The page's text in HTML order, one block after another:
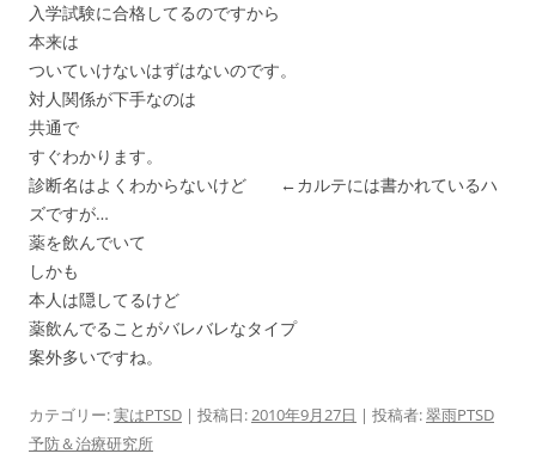
入学試験に合格してるのですから
本来は
ついていけないはずはないのです。
対人関係が下手なのは
共通で
すぐわかります。
診断名はよくわからないけど ←カルテには書かれているハ
ズですが…
薬を飲んでいて
しかも
本人は隠してるけど
薬飲んでることがバレバレなタイプ
案外多いですね。
カテゴリー:実はPTSD | 投稿日:2010年9月27日 | 投稿者:翠雨PTSD
予防＆治療研究所